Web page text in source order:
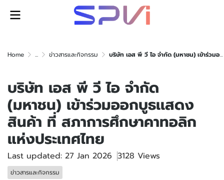
Home ... ข่าวสารและกิจกรรม บริษัท เอส พี วี ไอ จำกัด (มหาชน) เข้าร่วมออกบูธเเสดงสินค้า ที่ สภาการศึกษาคาทอลิกแห่งประเทศไทย
บริษัท เอส พี วี ไอ จำกัด
(มหาชน) เข้าร่วมออกบูธเเสดง
สินค้า ที่ สภาการศึกษาคาทอลิก
แห่งประเทศไทย
Last updated: 27 Jan 2026 3128 Views
ข่าวสารและกิจกรรม